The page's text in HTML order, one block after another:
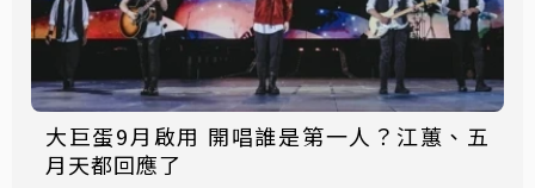
大巨蛋9月啟用 開唱誰是第一人？江蕙、五
月天都回應了